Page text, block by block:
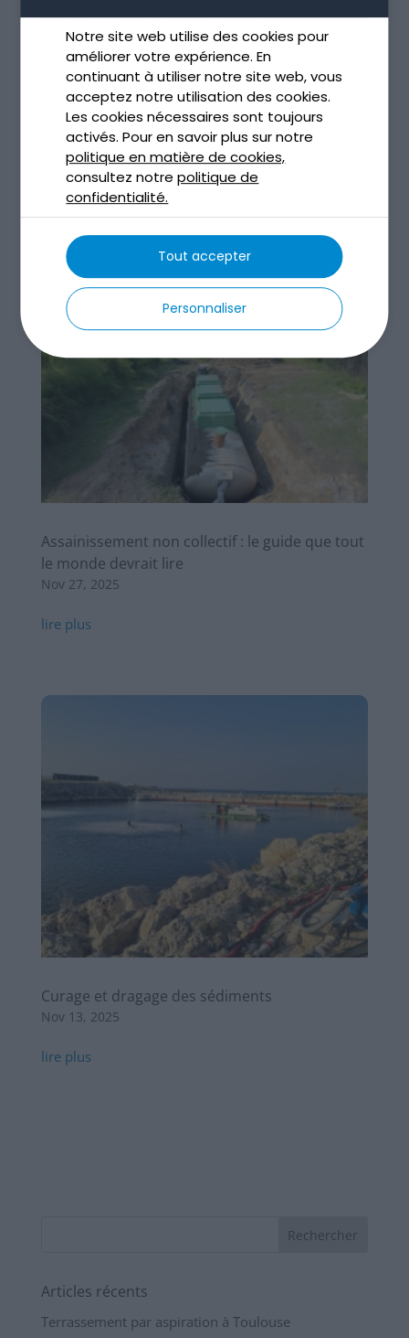
Notre site web utilise des cookies pour
améliorer votre expérience. En
continuant à utiliser notre site web, vous
acceptez notre utilisation des cookies.
Les cookies nécessaires sont toujours
activés. Pour en savoir plus sur notre
politique en matière de cookies,
consultez notrepolitique de
confidentialité.
Personnaliser
Tout accepter
Assainissement non collectif à Toulouse
Déc 4, 2025
lire plus
Assainissement non collectif : le guide que tout
le monde devrait lire
Nov 27, 2025
lire plus
Curage et dragage des sédiments
Nov 13, 2025
lire plus
Articles récents
Terrassement par aspiration à Toulouse